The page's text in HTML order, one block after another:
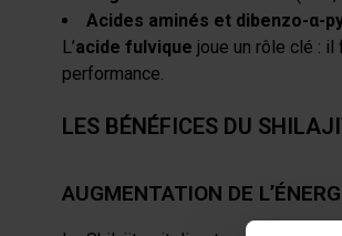
Acides aminés et dibenzo-α-
L’acide fulvique joue un rôle clé :
performance.
LES BÉNÉFICES DU
AUGMENTATION DE